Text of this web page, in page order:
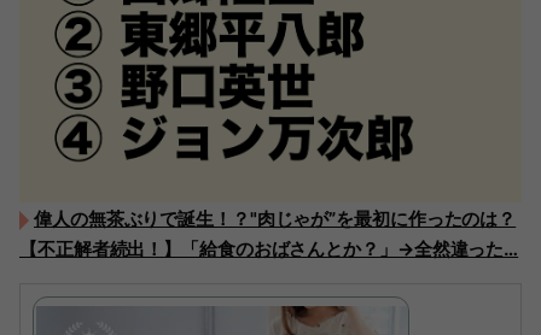
偉人の無茶ぶりで誕生！？"肉じゃが”を最初に作ったのは？
【不正解者続出！】「給食のおばさんとか？」→全然違った…